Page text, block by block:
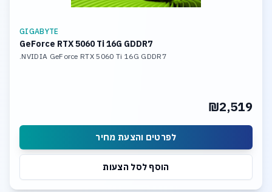
GIGABYTE
GeForce RTX 5060 Ti 16G GDDR7
NVIDIA GeForce RTX 5060 Ti 16G GDDR7.
₪2,519
לפרטים והצעת מחיר
הוסף לסל הצעות